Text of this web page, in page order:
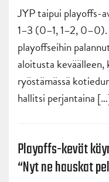
JYP taipui playoffs-
1–3 (0–1, 1–2,
playoffseihin
aloitusta keväälleen,
ryöstämässä
hallitsi perjantaina
Playoffs-kevät
“Nyt ne hauskat